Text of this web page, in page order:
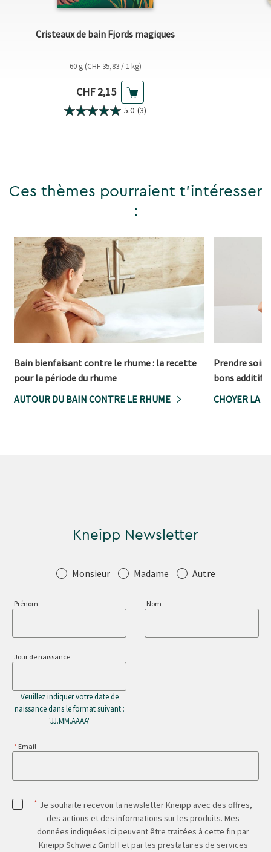
Cristeaux de bain Fjords magiques
60 g (CHF 35,83 / 1 kg)
Prix actuel
CHF 2,15
5.0 (3)
Ces thèmes pourraient t'intéresser
:
Bain bienfaisant contre le rhume : la recette
pour la période du rhume
AUTOUR DU BAIN CONTRE LE RHUME
Prendre soin
bons additifs
CHOYER LA
Kneipp Newsletter
SalutationMonsieur Madame Autre
Prénom Nom
Jour de naissance
Veuillez indiquer votre date de
naissance dans le format suivant :
'JJ.MM.AAAA'
Email
* Je souhaite recevoir la newsletter Kneipp avec des offres,
des actions et des informations sur les produits. Mes
données indiquées ici peuvent être traitées à cette fin par
Kneipp Schweiz GmbH et par les prestataires de services